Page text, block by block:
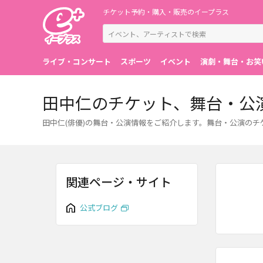
チケット予約・購入・販売のイープラス
ライブ・コンサート スポーツ イベント 演劇・舞台・お笑
田中仁のチケット、舞台・公
田中仁(俳優)の舞台・公演情報をご紹介します。舞台・公演の
関連ページ・サイト
公式ブログ